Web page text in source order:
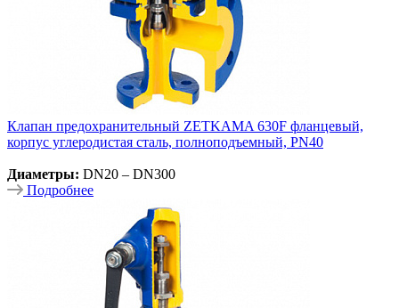
Клапан предохранительный ZETKAMA 630F фланцевый,
корпус углеродистая сталь, полноподъемный, PN40
Диаметры: DN20 – DN300
Подробнее